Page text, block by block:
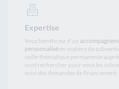
Expertise
Vous bénéficiez d’un
personnalisé en matière de
veille thématique permanente
vont rechercher pour vous les
suivi des demandes de financement.